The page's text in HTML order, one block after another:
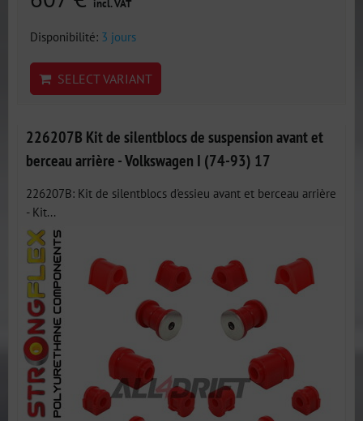
incl. VAT
Disponibilité: 3 jours
SELECT VARIANT
226207B Kit de silentblocs de suspension avant et
berceau arrière - Volkswagen I (74-93) 17
226207B: Kit de silentblocs d'essieu avant et berceau arrière
- Kit...